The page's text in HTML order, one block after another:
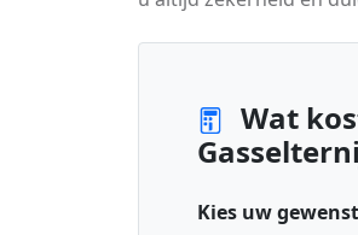
Wat
Kies uw